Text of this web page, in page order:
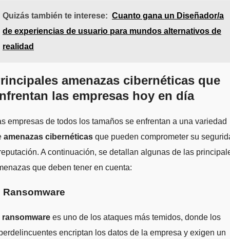
Quizás también te interese: Cuanto gana un Diseñador/a
de experiencias de usuario para mundos alternativos de
realidad
amenazas cibernéticas que
las empresas hoy en día
empresas de todos los tamaños se enfrentan a una variedad
amenazas cibernéticas que pueden comprometer su
A continuación, se detallan algunas de las
que deben tener en cuenta:
Ransomware
ransomware es uno de los ataques más temidos, donde los
encriptan los datos de la empresa y exigen un